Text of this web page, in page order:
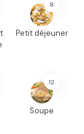
8
Petit déjeuner
12
Soupe